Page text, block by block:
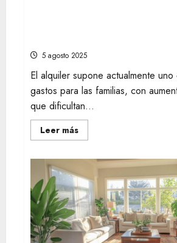
5 agosto 2025
El alquiler supone actualmente
gastos para las familias, con
que dificultan...
Leer másLeer
más
Ahorro
familiar:
retos
y
herramientas
que
sí
funcionan
para
disminuir